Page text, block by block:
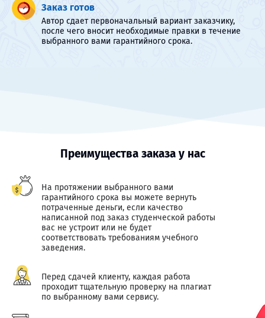
Заказ готов
Автор сдает первоначальный вариант заказчику,
после чего вносит необходимые правки в течение
выбранного вами гарантийного срока.
Преимущества заказа у нас
На протяжении выбранного вами
гарантийного срока вы можете вернуть
потраченные деньги, если качество
написанной под заказ студенческой работы
вас не устроит или не будет
соответствовать требованиям учебного
заведения.
Перед сдачей клиенту, каждая работа
проходит тщательную проверку на плагиат
по выбранному вами сервису.